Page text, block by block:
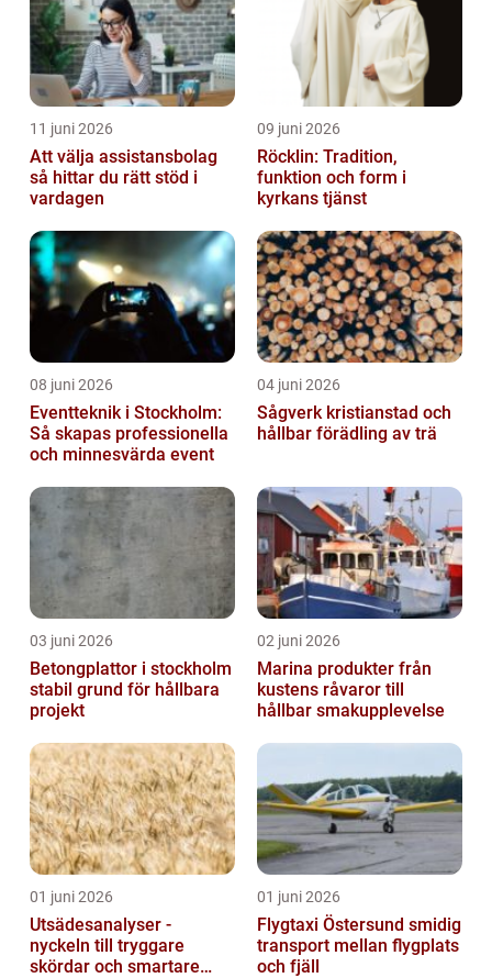
11 juni 2026
Att välja assistansbolag
så hittar du rätt stöd i
vardagen
09 juni 2026
Röcklin: Tradition,
funktion och form i
kyrkans tjänst
08 juni 2026
Eventteknik i Stockholm:
Så skapas professionella
och minnesvärda event
04 juni 2026
Sågverk kristianstad och
hållbar förädling av trä
03 juni 2026
Betongplattor i stockholm
stabil grund för hållbara
projekt
02 juni 2026
Marina produkter från
kustens råvaror till
hållbar smakupplevelse
01 juni 2026
Utsädesanalyser -
nyckeln till tryggare
skördar och smartare
01 juni 2026
Flygtaxi Östersund smidig
transport mellan flygplats
och fjäll